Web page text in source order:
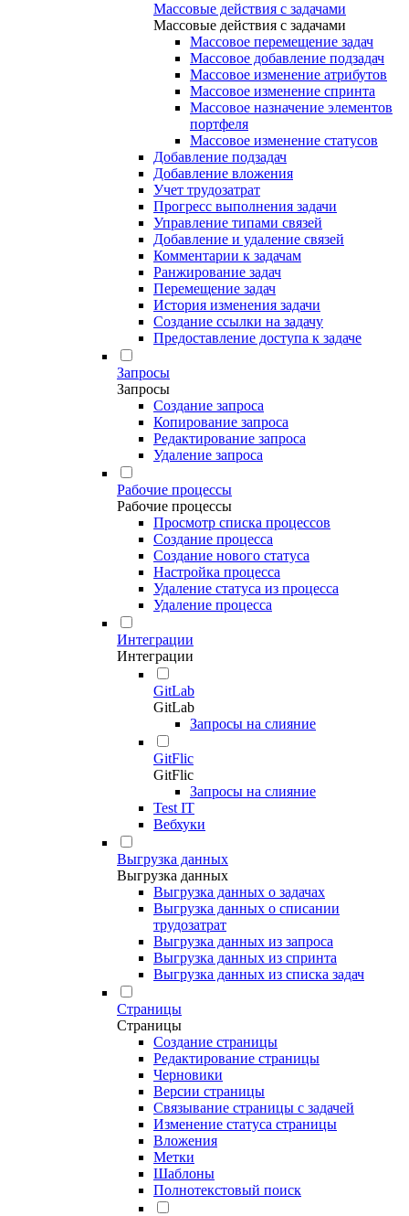
Массовые действия с задачами
Массовые действия с задачами
Массовое перемещение задач
Массовое добавление подзадач
Массовое изменение атрибутов
Массовое изменение спринта
Массовое назначение элементов
портфеля
Массовое изменение статусов
Добавление подзадач
Добавление вложения
Учет трудозатрат
Прогресс выполнения задачи
Управление типами связей
Добавление и удаление связей
Комментарии к задачам
Ранжирование задач
Перемещение задач
История изменения задачи
Создание ссылки на задачу
Предоставление доступа к задаче
Запросы
Запросы
Создание запроса
Копирование запроса
Редактирование запроса
Удаление запроса
Рабочие процессы
Рабочие процессы
Просмотр списка процессов
Создание процесса
Создание нового статуса
Настройка процесса
Удаление статуса из процесса
Удаление процесса
Интеграции
Интеграции
GitLab
GitLab
Запросы на слияние
GitFlic
GitFlic
Запросы на слияние
Test IT
Вебхуки
Выгрузка данных
Выгрузка данных
Выгрузка данных о задачах
Выгрузка данных о списании
трудозатрат
Выгрузка данных из запроса
Выгрузка данных из спринта
Выгрузка данных из списка задач
Страницы
Страницы
Создание страницы
Редактирование страницы
Черновики
Версии страницы
Связывание страницы с задачей
Изменение статуса страницы
Вложения
Метки
Шаблоны
Полнотекстовый поиск